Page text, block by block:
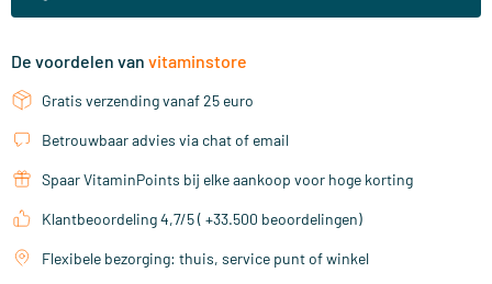
De voordelen van vitaminstore
Gratis verzending vanaf 25 euro
Betrouwbaar advies via chat of email
Spaar VitaminPoints bij elke aankoop voor hoge korting
Klantbeoordeling 4,7/5 ( +33.500 beoordelingen)
Flexibele bezorging: thuis, service punt of winkel